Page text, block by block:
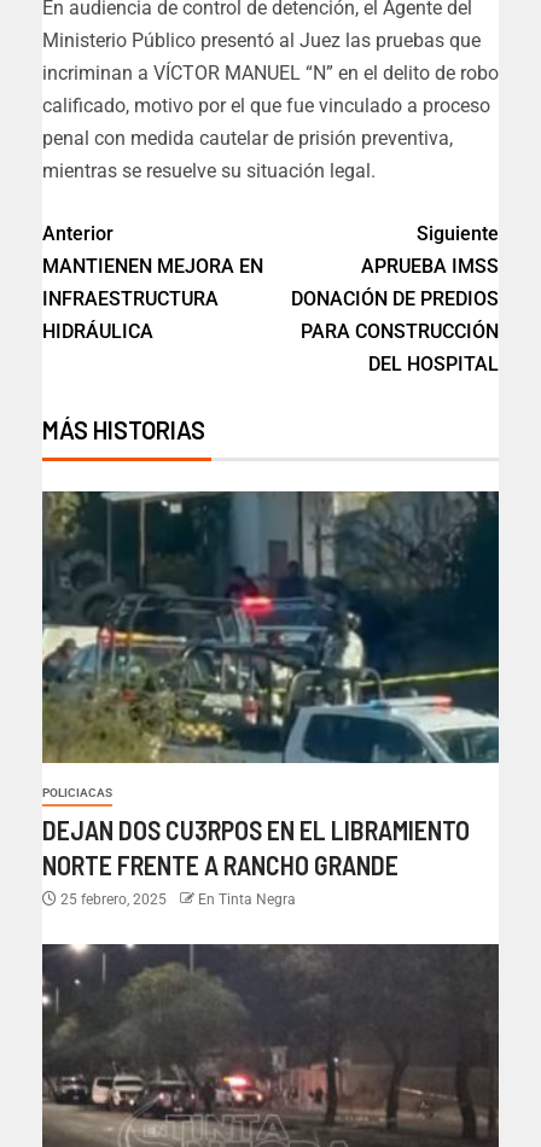
En audiencia de control de detención, el Agente del
Ministerio Público presentó al Juez las pruebas que
incriminan a VÍCTOR MANUEL “N” en el delito de robo
calificado, motivo por el que fue vinculado a proceso
penal con medida cautelar de prisión preventiva,
mientras se resuelve su situación legal.
Anterior
MANTIENEN MEJORA EN
INFRAESTRUCTURA
HIDRÁULICA
Siguiente
APRUEBA IMSS
DONACIÓN DE PREDIOS
PARA CONSTRUCCIÓN
DEL HOSPITAL
MÁS HISTORIAS
POLICIACAS
DEJAN DOS CU3RPOS EN EL LIBRAMIENTO
NORTE FRENTE A RANCHO GRANDE
25 febrero, 2025 En Tinta Negra